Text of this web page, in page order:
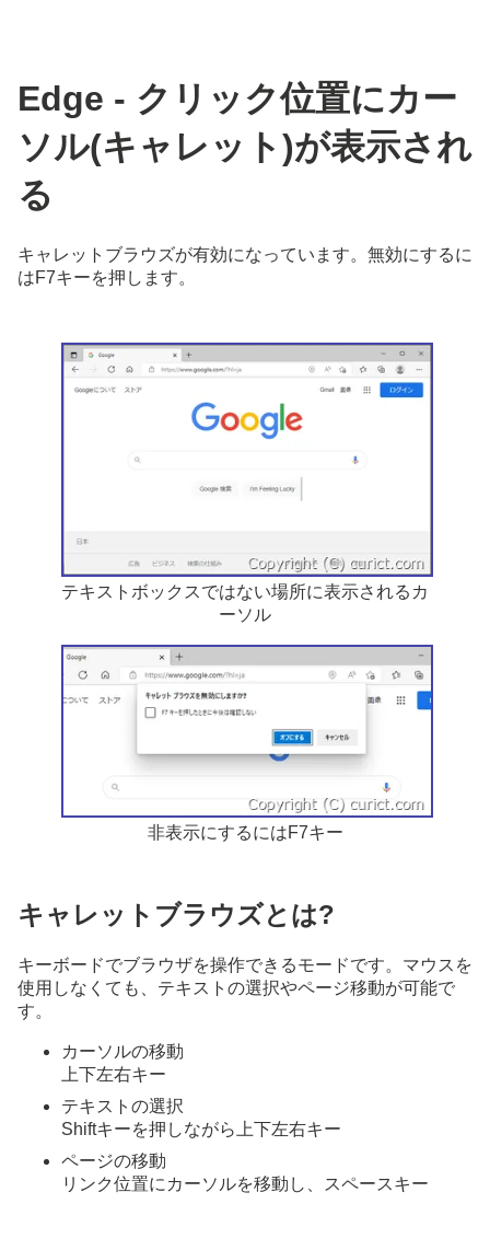
Edge - クリック位置にカー
ソル(キャレット)が表示され
る
キャレットブラウズが有効になっています。無効にするに
はF7キーを押します。
テキストボックスではない場所に表示されるカ
ーソル
非表示にするにはF7キー
キャレットブラウズとは?
キーボードでブラウザを操作できるモードです。マウスを
使用しなくても、テキストの選択やページ移動が可能で
す。
カーソルの移動
上下左右キー
テキストの選択
Shiftキーを押しながら上下左右キー
ページの移動
リンク位置にカーソルを移動し、スペースキー